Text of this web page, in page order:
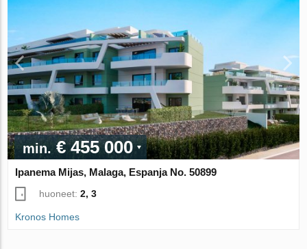
min.€ 455 000
Ipanema Mijas, Malaga, Espanja No. 50899
huoneet:2, 3
Kronos Homes